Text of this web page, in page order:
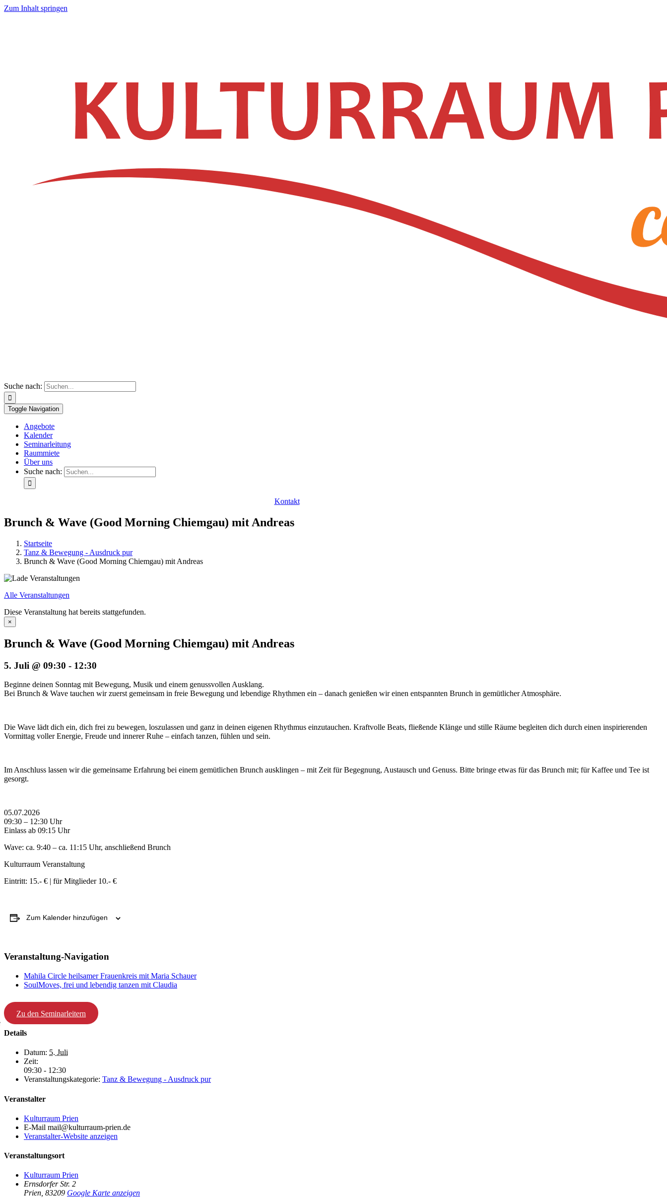
Zum Inhalt springen
Suche nach:
Toggle Navigation
Angebote
Kalender
Seminarleitung
Raummiete
Über uns
Suche nach:
Kontakt
Brunch & Wave (Good Morning Chiemgau) mit Andreas
Startseite
Tanz & Bewegung - Ausdruck pur
Brunch & Wave (Good Morning Chiemgau) mit Andreas
Alle Veranstaltungen
Diese Veranstaltung hat bereits stattgefunden.
×
Brunch & Wave (Good Morning Chiemgau) mit Andreas
5. Juli @ 09:30 - 12:30
Beginne deinen Sonntag mit Bewegung, Musik und einem genussvollen Ausklang.
Bei Brunch & Wave tauchen wir zuerst gemeinsam in freie Bewegung und lebendige Rhythmen ein – danach genießen wir einen entspannten Brunch in gemütlicher Atmosphäre.
Die Wave lädt dich ein, dich frei zu bewegen, loszulassen und ganz in deinen eigenen Rhythmus einzutauchen. Kraftvolle Beats, fließende Klänge und stille Räume begleiten dich durch einen inspirierenden
Vormittag voller Energie, Freude und innerer Ruhe – einfach tanzen, fühlen und sein.
Im Anschluss lassen wir die gemeinsame Erfahrung bei einem gemütlichen Brunch ausklingen – mit Zeit für Begegnung, Austausch und Genuss. Bitte bringe etwas für das Brunch mit; für Kaffee und Tee ist
gesorgt.
05.07.2026
09:30 – 12:30 Uhr
Einlass ab 09:15 Uhr
Wave: ca. 9:40 – ca. 11:15 Uhr, anschließend Brunch
Kulturraum Veranstaltung
Eintritt: 15.- € | für Mitglieder 10.- €
Zum Kalender hinzufügen
Veranstaltung-Navigation
Mahila Circle heilsamer Frauenkreis mit Maria Schauer
SoulMoves, frei und lebendig tanzen mit Claudia
Zu den Seminarleitern
Details
Datum: 5. Juli
Zeit:
09:30 - 12:30
Veranstaltungskategorie: Tanz & Bewegung - Ausdruck pur
Veranstalter
Kulturraum Prien
E-Mail mail@kulturraum-prien.de
Veranstalter-Website anzeigen
Veranstaltungsort
Kulturraum Prien
Ernsdorfer Str. 2
Prien 83209 Google Karte anzeigen